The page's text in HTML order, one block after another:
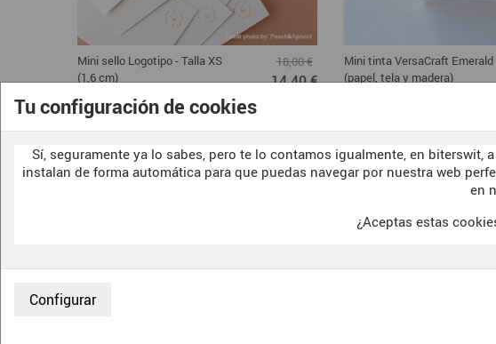
Tu configuración de cookies
Sí, seguramente ya lo sabes, pero te lo contamos igualmente, en
instalan de forma automática para que puedas navegar por nuestra web
en
¿Aceptas estas
Mini sello Logotipo - Talla XS
(1,6 cm)
18,00 €
14,40 €
Mini tinta VersaCraft Emerald
(papel, tela y madera)
SOBRE NOSOTRAS
CONDICIONES DE VENTA